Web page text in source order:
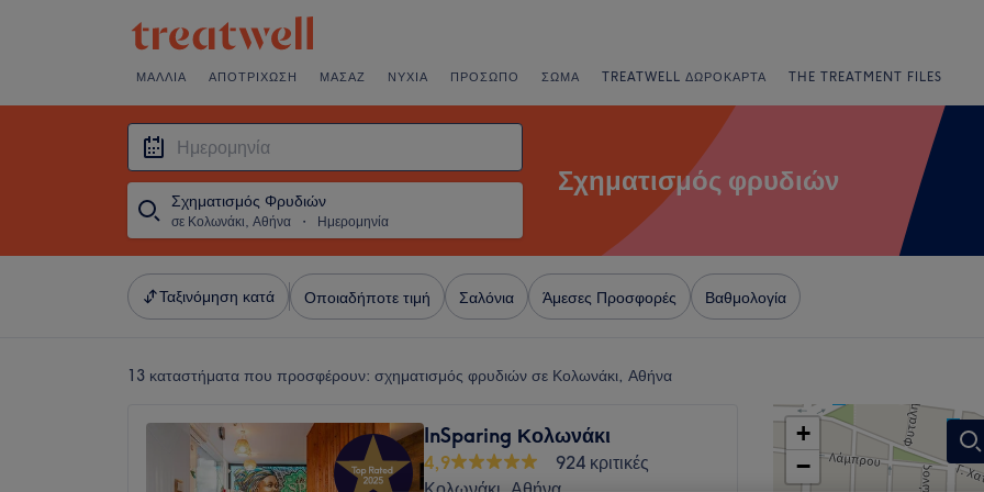
ΜΑΛΛΙΆ ΑΠΟΤΡΊΧΩΣΗ ΜΑΣΆΖ ΝΎΧΙΑ ΠΡΌΣΩΠΟ ΣΏΜΑ TREATWELL ΔΩΡΟΚΆΡΤΑ THE TREATMENT FILES
Σχηματισμός Φρυδιών
σε Κολωνάκι, Αθήνα ・ Ημερομηνία
Σχηματισμός φρυδιών
Ταξινόμηση κατά Οποιαδήποτε τιμή Σαλόνια Άμεσες Προσφορές Βαθμολογία
13 καταστήματα που προσφέρουν: σχηματισμός φρυδιών σε Κολωνάκι, Αθήνα
InSparing Κολωνάκι
4,9
924 κριτικές
+
−